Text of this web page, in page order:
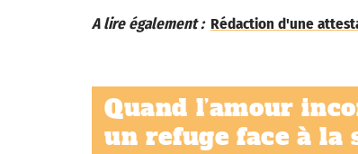
A lire également : Rédaction d'une
Quand l’amour
un refuge face à la